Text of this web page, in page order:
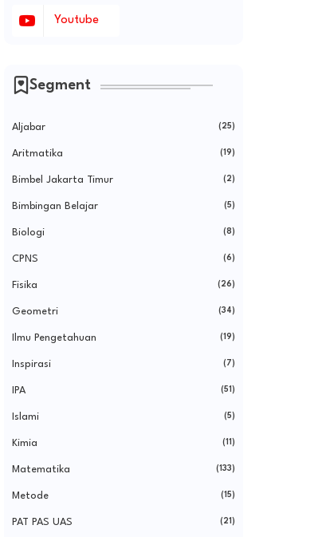
Youtube
Segment
Aljabar (25)
Aritmatika (19)
Bimbel Jakarta Timur (2)
Bimbingan Belajar (5)
Biologi (8)
CPNS (6)
Fisika (26)
Geometri (34)
Ilmu Pengetahuan (19)
Inspirasi (7)
IPA (51)
Islami (5)
Kimia (11)
Matematika (133)
Metode (15)
PAT PAS UAS (21)